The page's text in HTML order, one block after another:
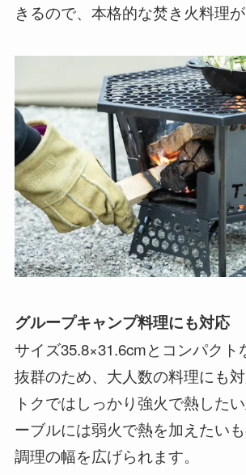
きるので、本格的な焚き火料理が
グループキャンプ料理にも対応
サイズ35.8×31.6cmとコンパクト
抜群のため、大人数の料理にも
トクではしっかり強火で熱した
ーブルには弱火で熱を加えたい
調理の幅を広げられます。